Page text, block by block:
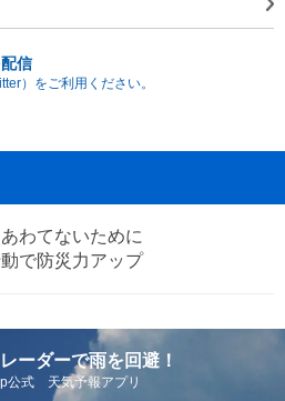
信
）をご利用ください。
わてないために
で防災力アップ
ーダーで雨を回避！
公式 天気予報アプリ